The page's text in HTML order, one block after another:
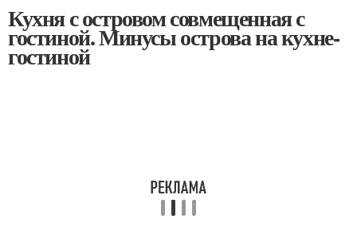
Кухня с островом совмещенная с
гостиной. Минусы острова на кухне-
гостиной